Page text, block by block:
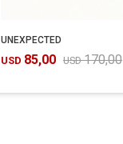
UNEXPECTED
USD 85,00 USD 170,00